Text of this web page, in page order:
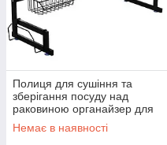
Полиця для сушіння та
зберігання посуду над
раковиною органайзер для
миття посуду 65 см
(65х31.5х52 см) AD-479
Немає в наявності